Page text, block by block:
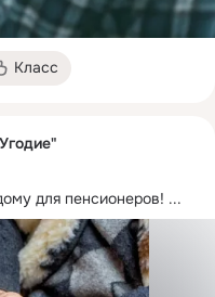
Класс
для пенсионеров! ...